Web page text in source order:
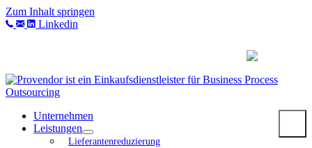
Zum Inhalt springen
Linkedin
Unternehmen
Leistungen
Lieferantenreduzierung